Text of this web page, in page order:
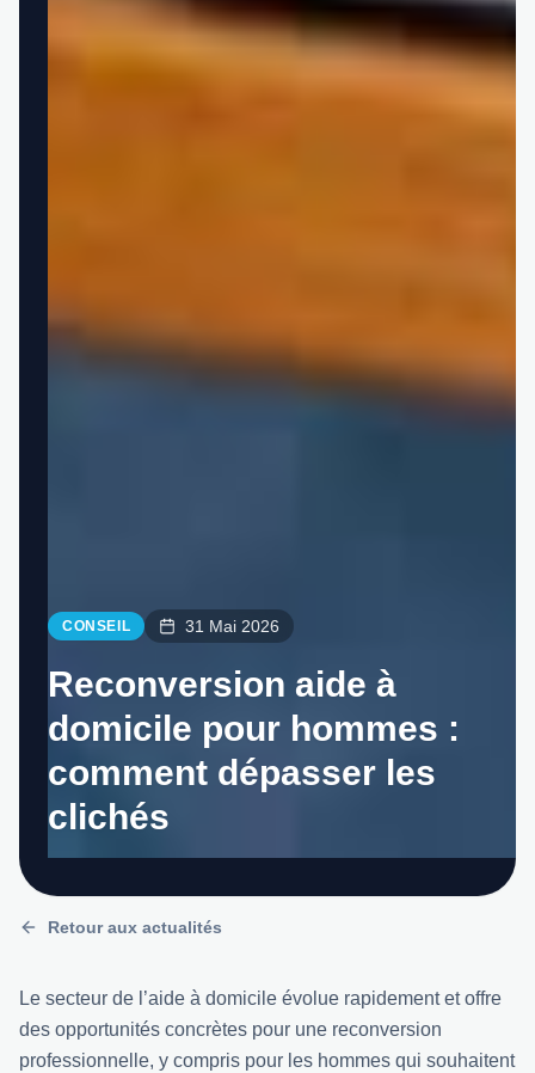
CONSEIL 31 Mai 2026
Reconversion aide à
domicile pour hommes :
comment dépasser les
clichés
Retour aux actualités
Le secteur de l’aide à domicile évolue rapidement et offre
des opportunités concrètes pour une reconversion
professionnelle, y compris pour les hommes qui souhaitent